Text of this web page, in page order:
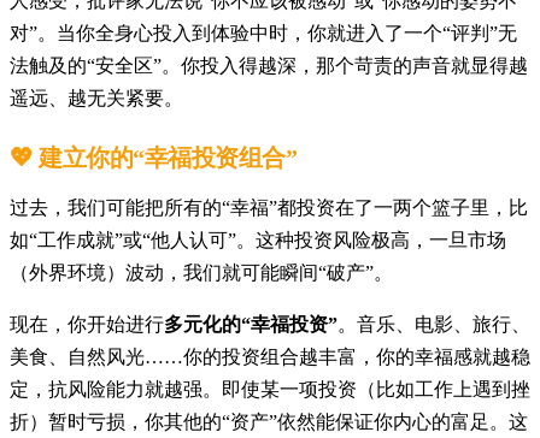
对”。当你全身心投入到体验中时，你就进入了一个“评判”无
法触及的“安全区”。你投入得越深，那个苛责的声音就显得越
遥远、越无关紧要。
💖 建立你的“幸福投资组合”
过去，我们可能把所有的“幸福”都投资在了一两个篮子里，比
如“工作成就”或“他人认可”。这种投资风险极高，一旦市场
（外界环境）波动，我们就可能瞬间“破产”。
现在，你开始进行多元化的“幸福投资”。音乐、电影、旅行、
美食、自然风光……你的投资组合越丰富，你的幸福感就越稳
定，抗风险能力就越强。即使某一项投资（比如工作上遇到挫
折）暂时亏损，你其他的“资产”依然能保证你内心的富足。这